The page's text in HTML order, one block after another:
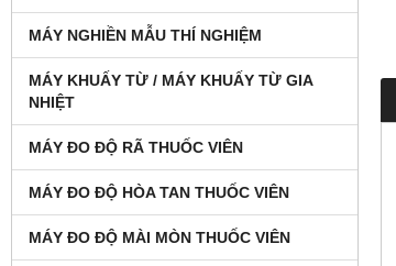
MÁY NGHIỀN MẪU THÍ NGHIỆM
MÁY KHUẤY TỪ / MÁY KHUẤY TỪ GIA
NHIỆT
MÁY ĐO ĐỘ RÃ THUỐC VIÊN
MÁY ĐO ĐỘ HÒA TAN THUỐC VIÊN
MÁY ĐO ĐỘ MÀI MÒN THUỐC VIÊN